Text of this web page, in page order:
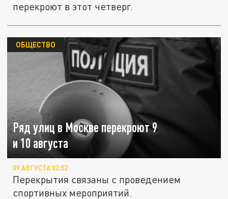
перекроют в этот четверг.
Ряд улиц в Москве перекроют 9
и 10 августа
ОБЩЕСТВО
09 АВГУСТА 02:52
Перекрытия связаны с проведением
спортивных мероприятий.